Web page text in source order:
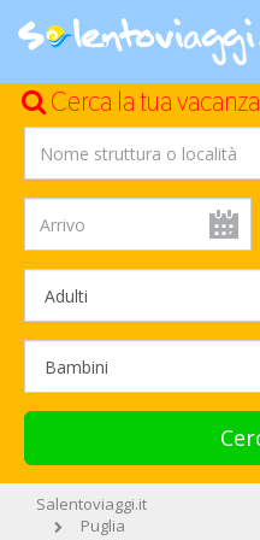
Cerca la tua
Salentoviaggi.it
Puglia